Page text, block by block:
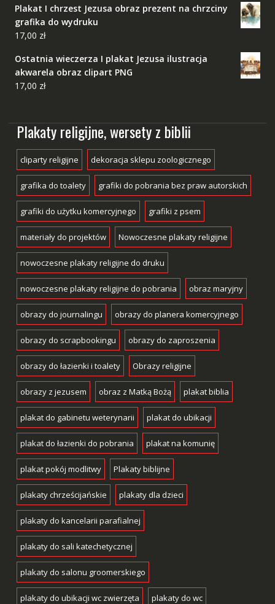
Plakat I chrzest Jezusa obraz prezent na chrzciny
grafika do wydruku
17,00 zł
Ostatnia wieczerza I plakat Jezusa ilustracja
akwarela obraz clipart PNG
17,00 zł
Plakaty religijne, wersety z biblii
cliparty religijne dekoracja sklepu zoologicznego
grafika do toalety grafiki do pobrania bez praw autorskich
grafiki do użytku komercyjnego grafiki z psem
materiały do projektów Nowoczesne plakaty religijne
nowoczesne plakaty religijne do druku
nowoczesne plakaty religijne do pobrania obraz maryjny
obrazy do journalingu obrazy do planera komercyjnego
obrazy do scrapbookingu obrazy do zaproszenia
obrazy do łazienki i toalety Obrazy religijne
obrazy z jezusem obraz z Matką Bożą plakat biblia
plakat do gabinetu weterynarii plakat do ubikacji
plakat do łazienki do pobrania plakat na komunię
plakat pokój modlitwy Plakaty biblijne
plakaty chrześcijańskie plakaty dla dzieci
plakaty do kancelarii parafialnej
plakaty do sali katechetycznej
plakaty do salonu groomerskiego
plakaty do ubikacji wc zwierzęta plakaty do wc